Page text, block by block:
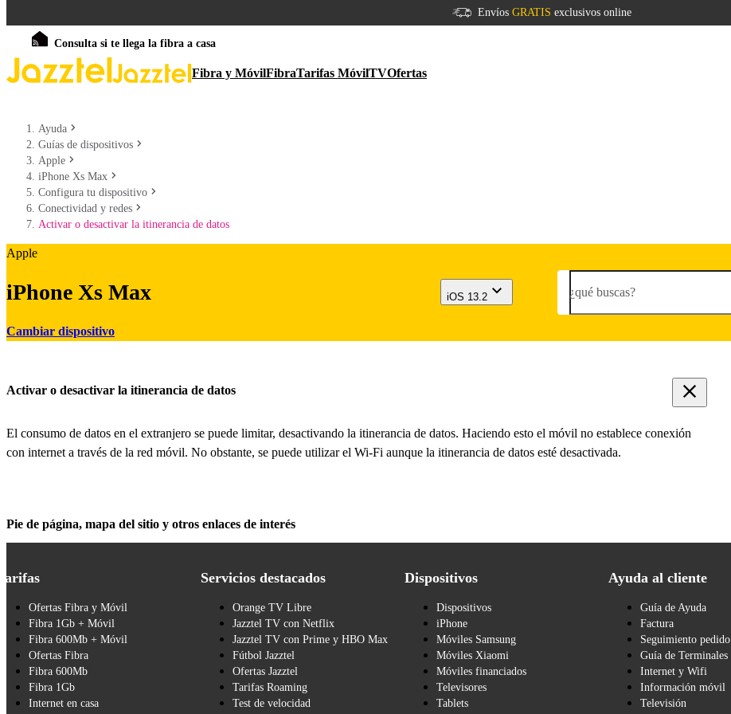
Envíos GRATIS exclusivos online
Consulta si te llega la fibra a casa
Fibra y MóvilFibraTarifas MóvilTVOfertas
Ayuda
Guías de dispositivos
Apple
iPhone Xs Max
Configura tu dispositivo
Conectividad y redes
Activar o desactivar la itinerancia de datos
Apple
iPhone Xs Max
Cambiar dispositivo
iOS 13.2 ¿qué buscas?
Activar o desactivar la itinerancia de datos
El consumo de datos en el extranjero se puede limitar, desactivando la itinerancia de datos. Haciendo esto el móvil no establece conexión
con internet a través de la red móvil. No obstante, se puede utilizar el Wi-Fi aunque la itinerancia de datos esté desactivada.
Pie de página, mapa del sitio y otros enlaces de interés
Ofertas Fibra y Móvil
Fibra 1Gb + Móvil
Fibra 600Mb + Móvil
Ofertas Fibra
Fibra 600Mb
Fibra 1Gb
Internet en casa
Servicios destacados
Orange TV Libre
Jazztel TV con Netflix
Jazztel TV con Prime y HBO Max
Fútbol Jazztel
Ofertas Jazztel
Tarifas Roaming
Test de velocidad
Dispositivos
Dispositivos
iPhone
Móviles Samsung
Móviles Xiaomi
Móviles financiados
Televisores
Tablets
Ayuda al cliente
Guía de Ayuda
Factura
Seguimiento pedido
Guía de Terminales
Internet y Wifi
Información móvil
Televisión